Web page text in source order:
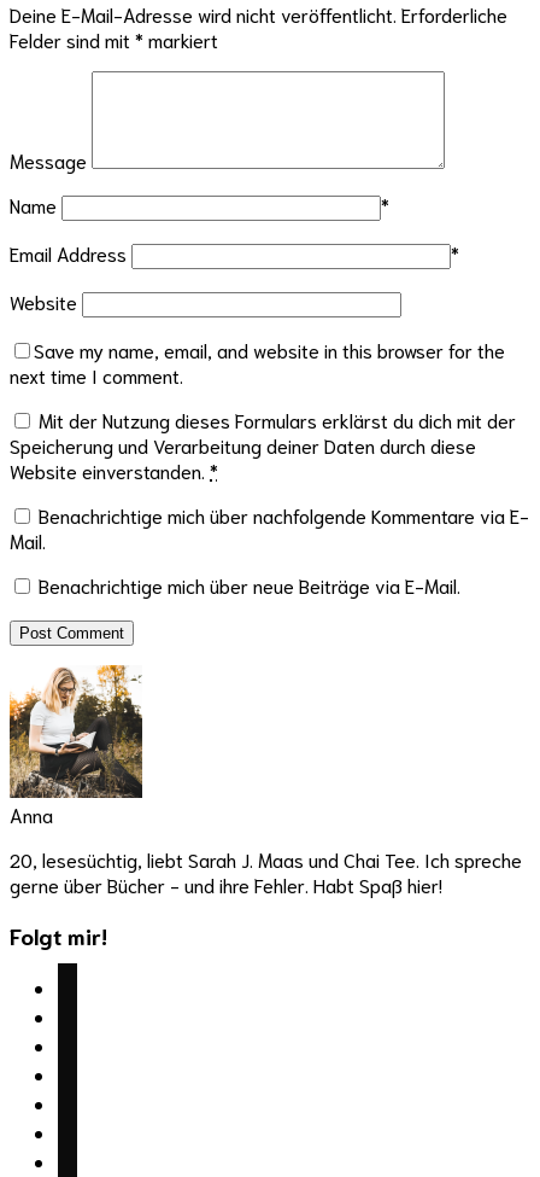
Deine E-Mail-Adresse wird nicht veröffentlicht. Erforderliche
Felder sind mit * markiert
Message
Name
*
Email Address
*
Website
Save my name, email, and website in this browser for the
next time I comment.
Mit der Nutzung dieses Formulars erklärst du dich mit der
Speicherung und Verarbeitung deiner Daten durch diese
Website einverstanden. *
Benachrichtige mich über nachfolgende Kommentare via E-
Mail.
Benachrichtige mich über neue Beiträge via E-Mail.
Anna
20, lesesüchtig, liebt Sarah J. Maas und Chai Tee. Ich spreche
gerne über Bücher - und ihre Fehler. Habt Spaß hier!
Folgt mir!